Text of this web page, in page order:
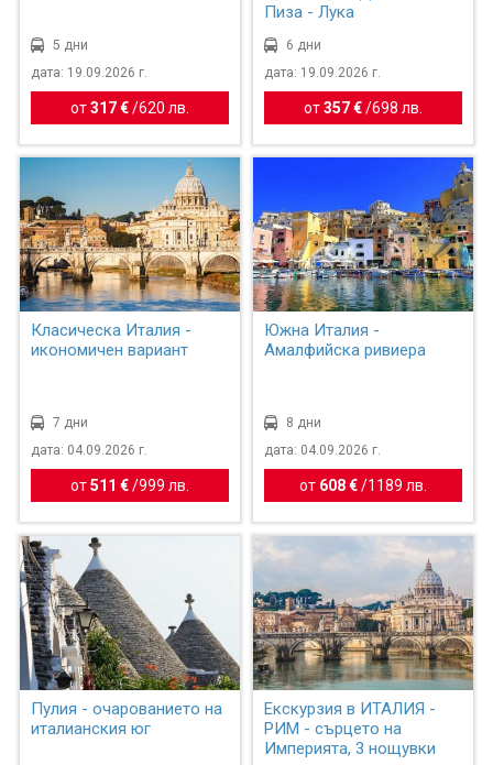
5 дни
дата: 19.09.2026 г.
от317 € /620 лв.
Пиза - Лука
6 дни
дата: 19.09.2026 г.
от357 €/698 лв.
Класическа Италия -
икономичен вариант
7 дни
дата: 04.09.2026 г.
от511 € /999 лв.
Южна Италия -
Амалфийска ривиера
8 дни
дата: 04.09.2026 г.
от 608 €/ 1189 лв.
Пулия - очарованието на
италианския юг
Екскурзия в ИТАЛИЯ -
РИМ - сърцето на
Империята, 3 нощувки